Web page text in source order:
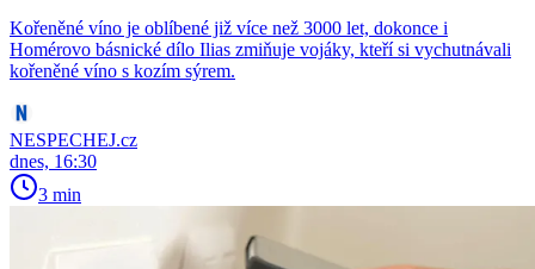
Kořeněné víno je oblíbené již více než 3000 let, dokonce i
Homérovo básnické dílo Ilias zmiňuje vojáky, kteří si vychutnávali
kořeněné víno s kozím sýrem.
NESPECHEJ.cz
dnes, 16:30
3 min